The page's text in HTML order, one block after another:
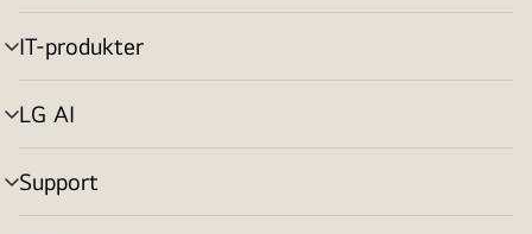
IT-produkter
menyväxling
LG AI
menyväxling
Support
menyväxling